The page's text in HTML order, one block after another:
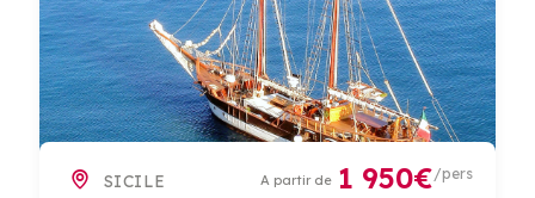
SICILE A partir de 1 950€/pers